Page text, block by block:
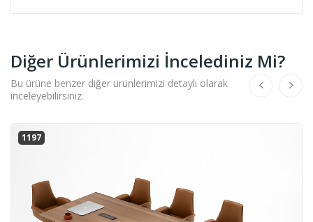
Diğer Ürünlerimizi İncelediniz Mi?
Bu ürüne benzer diğer ürünlerimizi detaylı olarak
inceleyebilirsiniz.
1197